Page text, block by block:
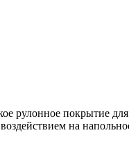
рулонное покрытие
на